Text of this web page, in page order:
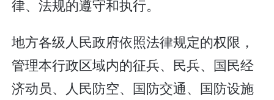
律、法规的遵守和执行。
地方各级人民政府依照法律规定的权限，
管理本行政区域内的征兵、民兵、国民经
济动员、人民防空、国防交通、国防设施